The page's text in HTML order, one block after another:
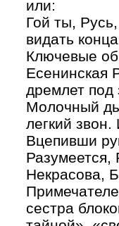
или:
Гой ты,
видать
Ключевые
Есенинская
дремлет под
Молочный
легкий
Вцепивши
Разумеется,
Некрасова,
сестра